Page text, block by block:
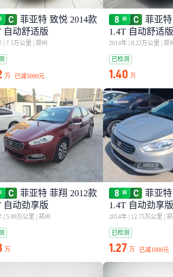
菲亚特 致悦 2014款
自动舒适版
7.5万公里 郑州
万 已减5000元
菲亚
1.4T 自动舒适版
2014年 8.22万公里 郑
已检测
1.40 万
菲亚特 菲翔 2012款
自动劲享版
5.99万公里 郑州
万
菲亚
1.4T 自动劲享版
2014年 12.75万公里
已检测
1.27 万 已减1000元